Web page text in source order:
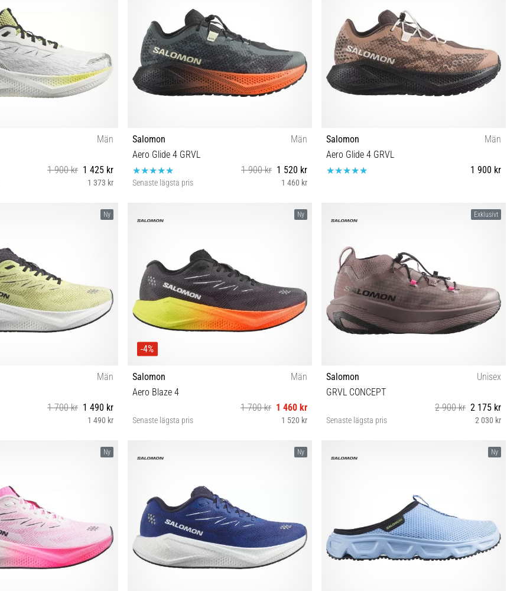
Män
1 900 kr 1 425 kr
1 373 kr
Salomon
Män
Aero Glide 4 GRVL
1 900 kr 1 520 kr
Senaste lägsta pris 1 460 kr
Salomon
Män
Aero Glide 4 GRVL
1 900 kr
41⅓ 42 42⅔ 43⅓ 44 44⅔ 45⅓ 46 46⅔ 47⅓
Ny
Män
1 700 kr 1 490 kr
1 490 kr
Ny
-4%
Salomon
Män
Aero Blaze 4
1 700 kr 1 460 kr
Senaste lägsta pris 1 520 kr
Exklusivt
Salomon
Unisex
GRVL CONCEPT
2 900 kr 2 175 kr
Senaste lägsta pris 2 030 kr
38 38⅔ 39⅓ 40 40⅔ 41⅓ 42 42⅔ 43⅓ 44 44⅔
Ny Ny Ny